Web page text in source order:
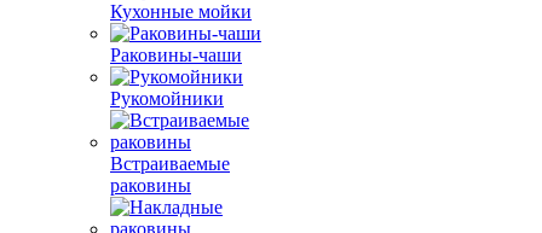
Кухонные мойки
Раковины-чаши
Рукомойники
Встраиваемые
раковины